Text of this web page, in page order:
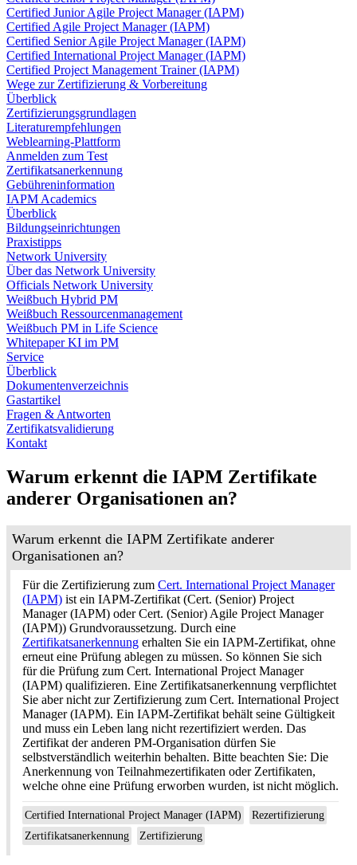
Certified Junior Agile Project Manager (IAPM)
Certified Agile Project Manager (IAPM)
Certified Senior Agile Project Manager (IAPM)
Certified International Project Manager (IAPM)
Certified Project Management Trainer (IAPM)
Wege zur Zertifizierung & Vorbereitung
Überblick
Zertifizierungsgrundlagen
Literaturempfehlungen
Weblearning-Plattform
Anmelden zum Test
Zertifikatsanerkennung
Gebühreninformation
IAPM Academics
Überblick
Bildungseinrichtungen
Praxistipps
Network University
Über das Network University
Officials Network University
Weißbuch Hybrid PM
Weißbuch Ressourcenmanagement
Weißbuch PM in Life Science
Whitepaper KI im PM
Service
Überblick
Dokumentenverzeichnis
Gastartikel
Fragen & Antworten
Zertifikatsvalidierung
Kontakt
Warum erkennt die IAPM Zertifikate
anderer Organisationen an?
Warum erkennt die IAPM Zertifikate anderer
Organisationen an?
Für die Zertifizierung zum Cert. International Project Manager
(IAPM) ist ein IAPM-Zertifikat (Cert. (Senior) Project
Manager (IAPM) oder Cert. (Senior) Agile Project Manager
(IAPM)) Grundvoraussetzung. Durch eine
Zertifikatsanerkennung erhalten Sie ein IAPM-Zertifikat, ohne
erneut eine Prüfung ablegen zu müssen. So können Sie sich
für die Prüfung zum Cert. International Project Manager
(IAPM) qualifizieren. Eine Zertifikatsanerkennung verpflichtet
Sie aber nicht zur Zertifizierung zum Cert. International Project
Manager (IAPM). Ein IAPM-Zertifikat behält seine Gültigkeit
und muss ein Leben lang nicht rezertifiziert werden. Das
Zertifikat der anderen PM-Organisation dürfen Sie
selbstverständlich weiterhin behalten. Bitte beachten Sie: Die
Anerkennung von Teilnahmezertifikaten oder Zertifikaten,
welche ohne eine Prüfung erworben wurden, ist nicht möglich.
Certified International Project Manager (IAPM)
Rezertifizierung
Zertifikatsanerkennung
Zertifizierung